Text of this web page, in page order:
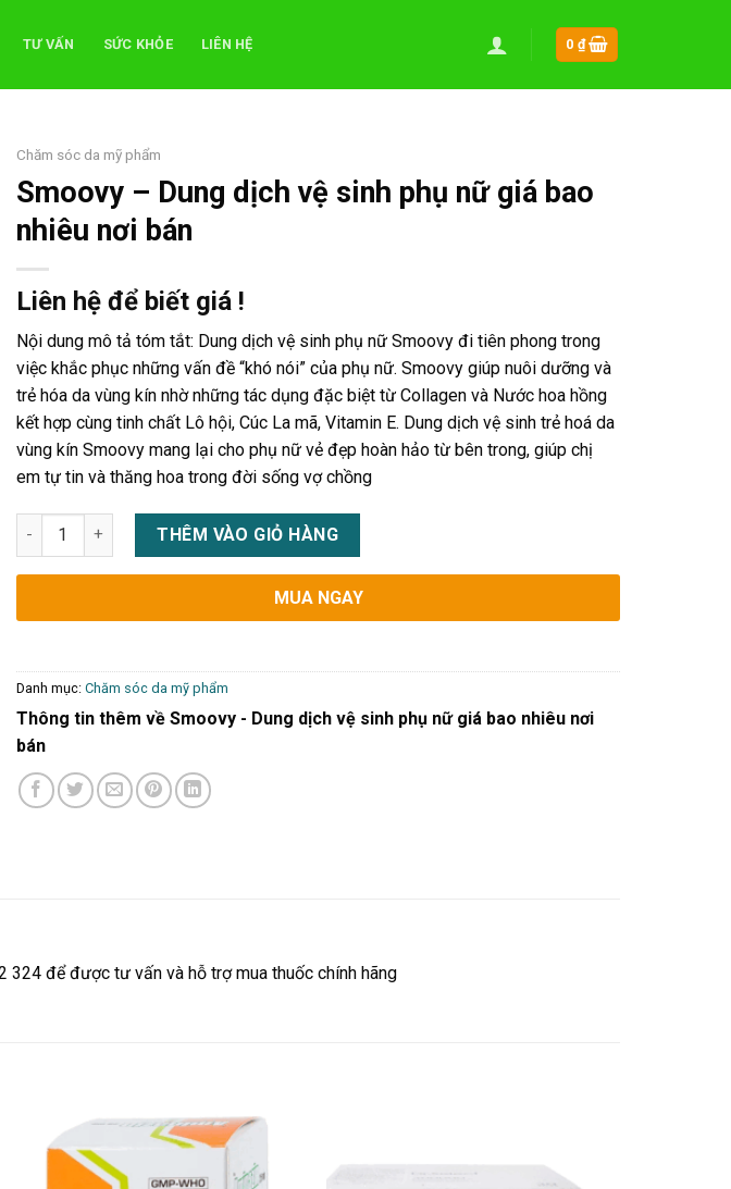
TƯ VẤN SỨC KHỎE LIÊN HỆ 0 ₫
Chăm sóc da mỹ phẩm
Smoovy – Dung dịch vệ sinh phụ nữ giá bao
nhiêu nơi bán
Liên hệ để biết giá !
Nội dung mô tả tóm tắt: Dung dịch vệ sinh phụ nữ Smoovy đi tiên phong trong
việc khắc phục những vấn đề “khó nói” của phụ nữ. Smoovy giúp nuôi dưỡng và
trẻ hóa da vùng kín nhờ những tác dụng đặc biệt từ Collagen và Nước hoa hồng
kết hợp cùng tinh chất Lô hội, Cúc La mã, Vitamin E. Dung dịch vệ sinh trẻ hoá da
vùng kín Smoovy mang lại cho phụ nữ vẻ đẹp hoàn hảo từ bên trong, giúp chị
em tự tin và thăng hoa trong đời sống vợ chồng
Smoovy - Dung dịch vệ sinh phụ nữ giá bao nhiêu nơi bán số lượng
THÊM VÀO GIỎ HÀNG
MUA NGAY
Danh mục: Chăm sóc da mỹ phẩm
Thông tin thêm về Smoovy - Dung dịch vệ sinh phụ nữ giá bao nhiêu nơi
bán
324 để được tư vấn và hỗ trợ mua thuốc chính hãng